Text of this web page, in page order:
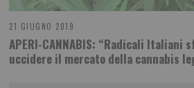
21 GIUGNO 2019
APERI-CANNABIS: “Radicali Italiani
uccidere il mercato della cannabis